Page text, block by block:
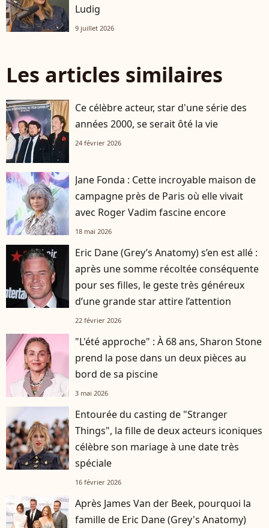
Ludig
9 juillet 2026
Les articles similaires
Ce célèbre acteur, star d'une série des
années 2000, se serait ôté la vie
24 février 2026
Jane Fonda : Cette incroyable maison de
campagne près de Paris où elle vivait
avec Roger Vadim fascine encore
18 mai 2026
Eric Dane (Grey’s Anatomy) s’en est allé :
après une somme récoltée conséquente
pour ses filles, le geste très généreux
d’une grande star attire l’attention
22 février 2026
"L'été approche" : À 68 ans, Sharon Stone
prend la pose dans un deux pièces au
bord de sa piscine
3 mai 2026
Entourée du casting de "Stranger
Things", la fille de deux acteurs iconiques
célèbre son mariage à une date très
spéciale
16 février 2026
Après James Van der Beek, pourquoi la
famille de Eric Dane (Grey's Anatomy)